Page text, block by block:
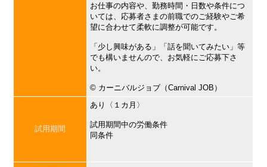
お仕事の内容や、勤務時間・日数や条件につ
いては、応募者さまの前職でのご経験やご希
望に合わせて柔軟に調整が可能です。
「少し興味がある」「話を聞いてみたい」等
でも構いませんので、お気軽にご応募下さ
い。
©︎ カーニバルジョブ（Carnival JOB）
試用期間
あり〈１カ月〉
試用期間中の労働条件
同条件